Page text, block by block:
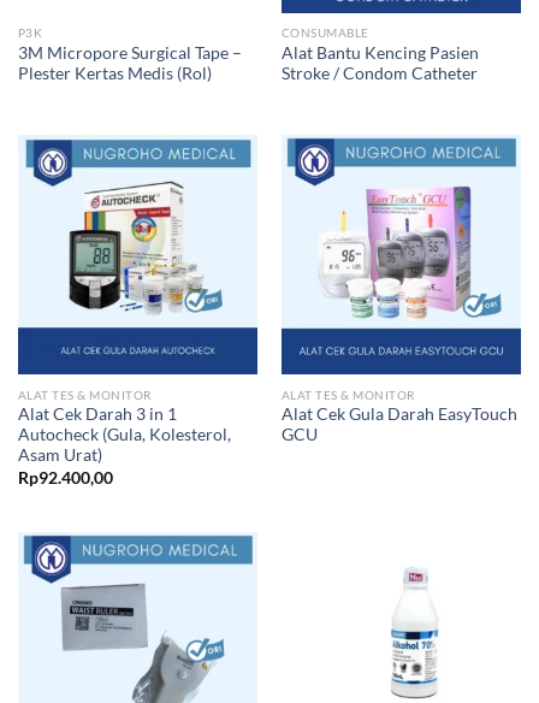
P3K
3M Micropore Surgical Tape –
Plester Kertas Medis (Rol)
CONSUMABLE
Alat Bantu Kencing Pasien
Stroke / Condom Catheter
ALAT TES & MONITOR
Alat Cek Darah 3 in 1
Autocheck (Gula, Kolesterol,
Asam Urat)
Rp92.400,00
ALAT TES & MONITOR
Alat Cek Gula Darah EasyTouch
GCU